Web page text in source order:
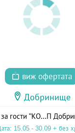
виж офертата
Добринище
гости "КО...П
15.05 - 30.09 + без